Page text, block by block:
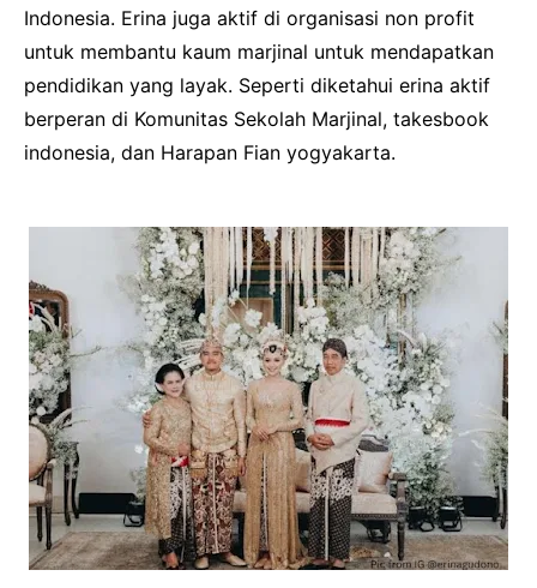
Indonesia. Erina juga aktif di organisasi non profit
untuk membantu kaum marjinal untuk mendapatkan
pendidikan yang layak. Seperti diketahui erina aktif
berperan di Komunitas Sekolah Marjinal, takesbook
indonesia, dan Harapan Fian yogyakarta.